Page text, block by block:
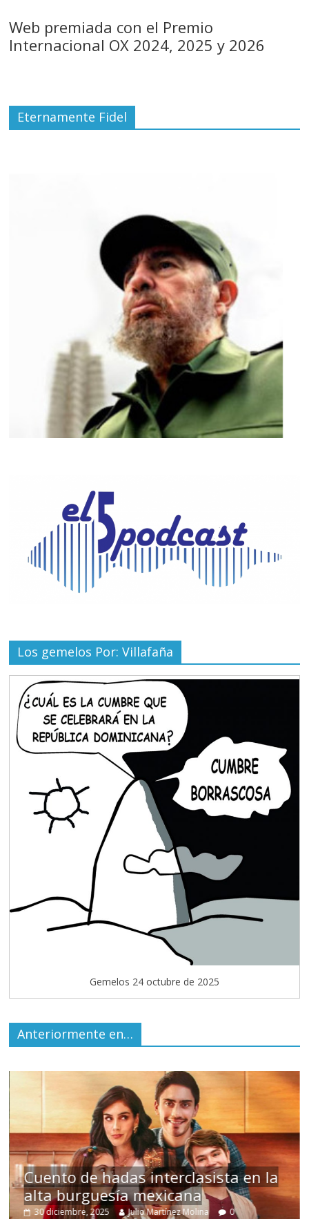
Web premiada con el Premio
Internacional OX 2024, 2025 y 2026
Eternamente Fidel
Los gemelos Por: Villafaña
Gemelos 24 octubre de 2025
Anteriormente en…
Cuento de hadas interclasista en la
alta burguesía mexicana
30 diciembre, 2025 Julio Martínez Molina 0